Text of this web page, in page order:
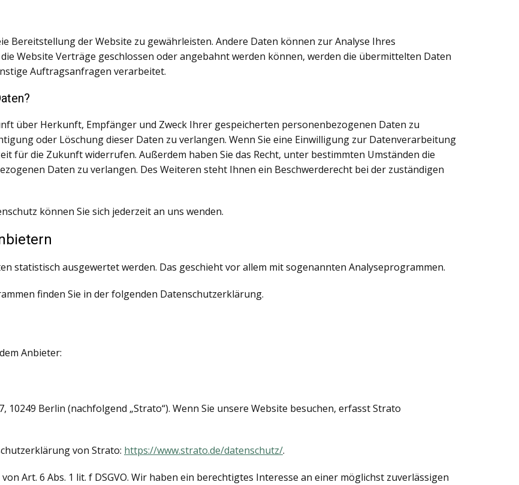
Bereitstellung der Website zu gewährleisten. Andere Daten können zur Analyse Ihres
Website Verträge geschlossen oder angebahnt werden können, werden die übermittelten Daten
Auftragsanfragen verarbeitet.
über Herkunft, Empfänger und Zweck Ihrer gespeicherten personenbezogenen Daten zu
oder Löschung dieser Daten zu verlangen. Wenn Sie eine Einwilligung zur Datenverarbeitung
für die Zukunft widerrufen. Außerdem haben Sie das Recht, unter bestimmten Umständen die
Daten zu verlangen. Des Weiteren steht Ihnen ein Beschwerderecht bei der zuständigen
können Sie sich jederzeit an uns wenden.
statistisch ausgewertet werden. Das geschieht vor allem mit sogenannten Analyseprogrammen.
finden Sie in der folgenden Datenschutzerklärung.
Anbieter:
Berlin (nachfolgend „Strato“). Wenn Sie unsere Website besuchen, erfasst Strato
von Strato: https://www.strato.de/datenschutz/.
Art. 6 Abs. 1 lit. f DSGVO. Wir haben ein berechtigtes Interesse an einer möglichst zuverlässigen